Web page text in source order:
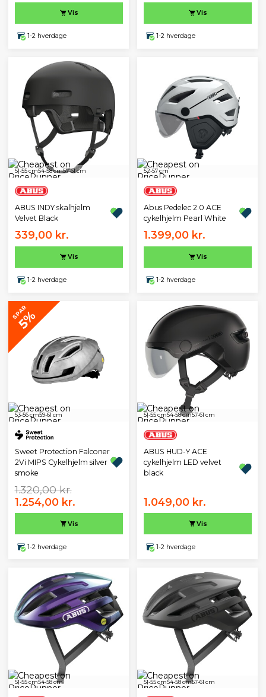
Vis
1-2 hverdage
Vis
1-2 hverdage
51-55 cm54-58 cm57-61 cm
ABUS INDY skalhjelm
Velvet Black
339,00 kr.
Vis
1-2 hverdage
52-57 cm
Abus Pedelec 2.0 ACE
cykelhjelm Pearl White
1.399,00 kr.
Vis
1-2 hverdage
SPAR
5%
53-56 cm59-61 cm
Sweet Protection Falconer
2Vi MIPS Cykelhjelm silver
smoke
1.320,00 kr.
1.254,00 kr.
Vis
1-2 hverdage
51-55 cm54-58 cm57-61 cm
ABUS HUD-Y ACE
cykelhjelm LED velvet
black
1.049,00 kr.
Vis
1-2 hverdage
51-55 cm54-58 cm 51-55 cm54-58 cm57-61 cm